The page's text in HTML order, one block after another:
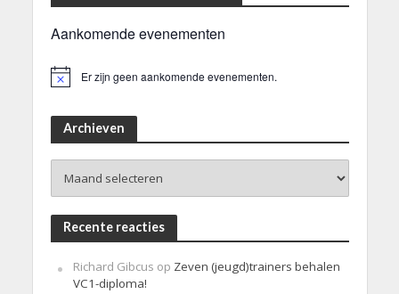
Aankomende evenementen
Er zijn geen aankomende evenementen.
Archieven
Recente reacties
Richard Gibcus op Zeven (jeugd)trainers behalen
VC1-diploma!